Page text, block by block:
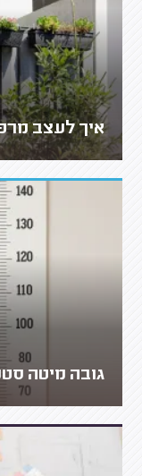
איך לעצב
גובה מיטה